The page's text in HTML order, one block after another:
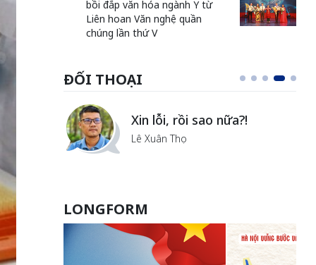
bồi đắp văn hóa ngành Y từ
Liên hoan Văn nghệ quần
chúng lần thứ V
ĐỐI THOẠI
Vẻ đẹp của khoa học nhân
văn
Lưu Nguyệt Linh
LONGFORM